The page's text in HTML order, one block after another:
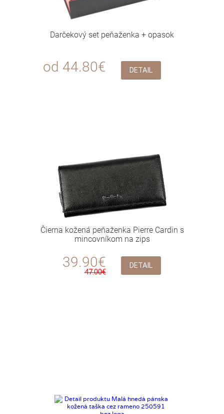
Darčekový set peňaženka + opasok
od 44.80€ DETAIL
Čierna kožená peňaženka Pierre Cardin s
mincovníkom na zips
39.90€
47.00€
DETAIL